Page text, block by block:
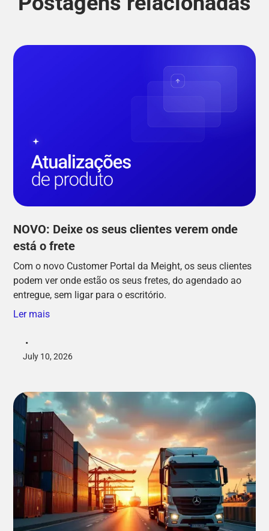
NOVO: Deixe os seus clientes verem onde
está o frete
Com o novo Customer Portal da Meight, os seus clientes
podem ver onde estão os seus fretes, do agendado ao
entregue, sem ligar para o escritório.
Ler mais
•
July 10, 2026